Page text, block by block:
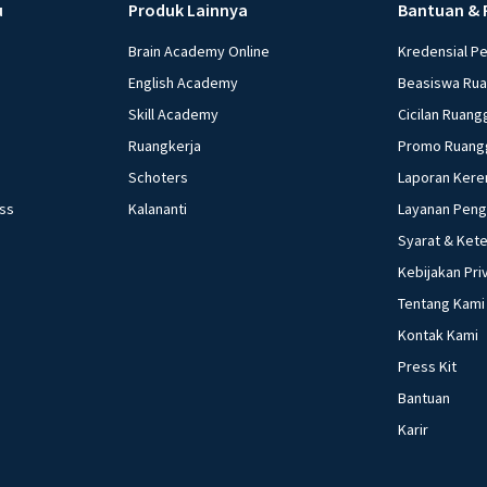
dolar mengalami
barang impor
Bank Indonesia
membayar
Membeli surat
bank umum
dan pinjaman Ketika kebutuhan kedelai meningkat dan petani gagal panen
karena
pemerintah
sebelumnya b.
mahal c.
Meningkatkan
Membatasi impor
pasar terbuka
dilakukan
surat-surat
Produk Lainnya
Brain Academy Online
English Academy
Skill Academy
Ruangkerja
Schoters
Kalananti
Bantuan &
Kredensial
Beasiswa
Cicilan
Promo
Laporan
Layanan
Syarat &
Kebijakan
Tentang Kami
Kontak Kami
Press Kit
Bantuan
Karir